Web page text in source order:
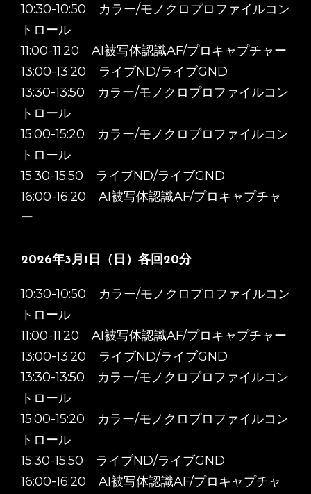
10:30-10:50 カラー/モノクロプロファイルコン
トロール
11:00-11:20 AI被写体認識AF/プロキャプチャー
13:00-13:20 ライブND/ライブGND
13:30-13:50 カラー/モノクロプロファイルコン
トロール
15:00-15:20 カラー/モノクロプロファイルコン
トロール
15:30-15:50 ライブND/ライブGND
16:00-16:20 AI被写体認識AF/プロキャプチャ
ー
2026年3月1日（日）各回20分
10:30-10:50 カラー/モノクロプロファイルコン
トロール
11:00-11:20 AI被写体認識AF/プロキャプチャー
13:00-13:20 ライブND/ライブGND
13:30-13:50 カラー/モノクロプロファイルコン
トロール
15:00-15:20 カラー/モノクロプロファイルコン
トロール
15:30-15:50 ライブND/ライブGND
16:00-16:20 AI被写体認識AF/プロキャプチャ